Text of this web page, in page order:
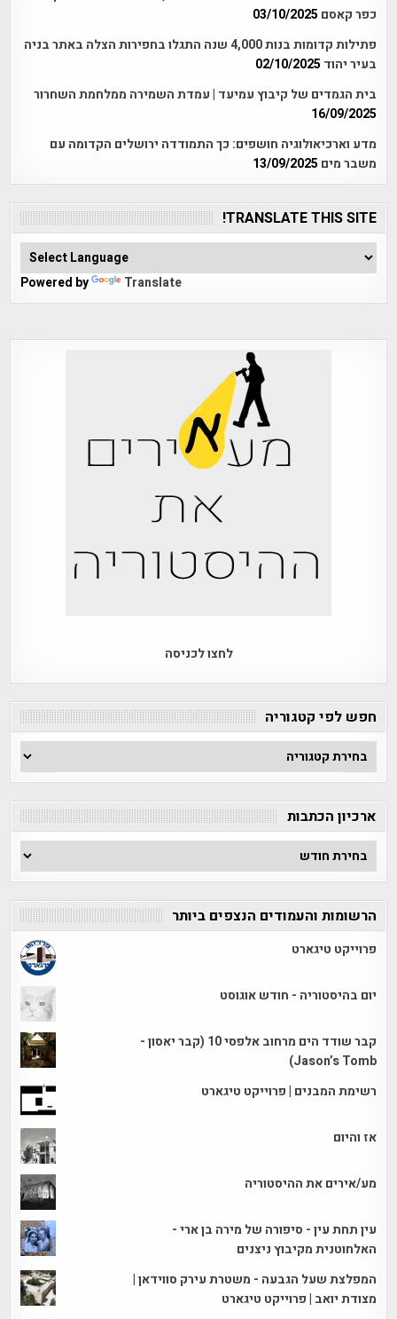
כפר קאסם 03/10/2025
פתילות קדומות בנות 4,000 שנה התגלו בחפירות הצלה באתר בניה
בעיר יהוד 02/10/2025
בית הגמדים של קיבוץ עמיעד | עמדת השמירה ממלחמת השחרור
16/09/2025
מדע וארכיאולוגיה חושפים: כך התמודדה ירושלים הקדומה עם
משבר מים 13/09/2025
TRANSLATE THIS SITE!
Powered by Translate
לחצו לכניסה
חפש לפי קטגוריה
חפש
לפי
ארכיון הכתבות
ארכיון
הכתבות
הרשומות והעמודים הנצפים ביותר
פרוייקט טיגארט
יום בהיסטוריה - חודש אוגוסט
קבר שודד הים מרחוב אלפסי 10 (קבר יאסון -
Jason’s Tomb)
רשימת המבנים | פרוייקט טיגארט
אז והיום
מע/אירים את ההיסטוריה
עין תחת עין - סיפורה של מירה בן ארי -
האלחוטנית מקיבוץ ניצנים
המפלצת שעל הגבעה - משטרת עירק סווידאן |
מצודת יואב | פרוייקט טיגארט